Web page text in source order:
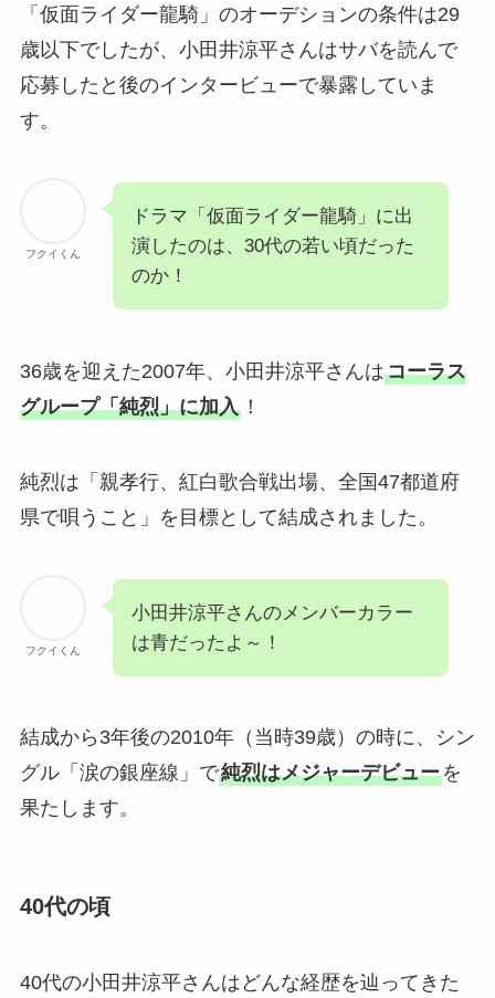
「仮面ライダー龍騎」のオーデションの条件は29
歳以下でしたが、小田井涼平さんはサバを読んで
応募したと後のインタービューで暴露していま
す。
フクイくん
ドラマ「仮面ライダー龍騎」に出
演したのは、30代の若い頃だった
のか！
36歳を迎えた2007年、小田井涼平さんはコーラス
グループ「純烈」に加入！
純烈は「親孝行、紅白歌合戦出場、全国47都道府
県で唄うこと」を目標として結成されました。
フクイくん
小田井涼平さんのメンバーカラー
は青だったよ～！
結成から3年後の2010年（当時39歳）の時に、シン
グル「涙の銀座線」で純烈はメジャーデビューを
果たします。
40代の頃
40代の小田井涼平さんはどんな経歴を辿ってきた